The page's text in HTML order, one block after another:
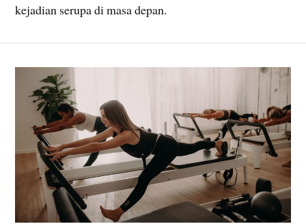
kejadian serupa di masa depan.